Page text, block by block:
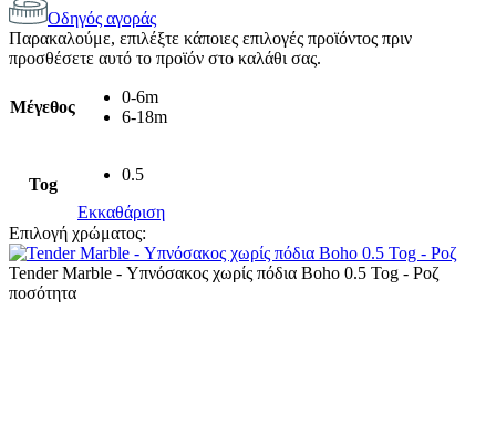
Οδηγός αγοράς
Παρακαλούμε, επιλέξτε κάποιες επιλογές προϊόντος πριν
προσθέσετε αυτό το προϊόν στο καλάθι σας.
Μέγεθος
0-6m
6-18m
Tog
0.5
Εκκαθάριση
Επιλογή χρώματος:
Tender Marble - Υπνόσακος χωρίς πόδια Boho 0.5 Tog - Ροζ
ποσότητα